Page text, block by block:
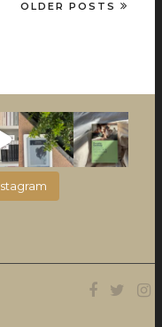
OLDER POSTS